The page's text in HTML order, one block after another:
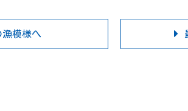
漁模様へ